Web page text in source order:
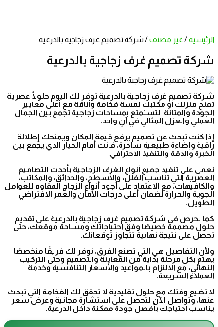
الرئيسية/ غير مصنف/ شركة تصميم غرف زجاجية بالدرعية
شركة تصميم غرف زجاجية بالدرعية
شركة تصميم غرف زجاجية بالدرعية توفر لك اليوم حلولًا عصرية
تمنح منزلك أو مكتبك لمسة فخامة وأناقة مع أعلى معايير
الجودة والمتانة، لتستمتع بمساحات زجاجية تجمع بين الجمال
العملي والعزل المثالي في آنٍ واحد.
إذا كنت تبحث عن تصميم يرفع قيمة المكان ويمنحك إطلالة
راقية وإضاءة طبيعية ساحرة، فأنت أمام الخيار الذي يجمع بين
الخبرة والدقة والتنفيذ الاحترافي.
نعمل على تنفيذ جميع أنواع الغرف الزجاجية بأحدث التصاميم
العصرية التي تناسب الفلل، والأسطح، والحدائق، والمكاتب،
والكافيهات، مع الاعتماد على أجود أنواع الزجاج المقاوم للعوامل
الجوية والحرارة لضمان أعلى درجات الأمان والعمر الافتراضي
الطويل.
كما نحرص في شركة تصميم غرف زجاجية بالدرعية على تقديم
حلول مصممة خصيصًا وفق احتياجاتك ومساحة موقعك، حتى
تحصل على نتيجة نهائية تتجاوز توقعاتك.
ولأن التفاصيل هي التي تصنع الفرق، نوفر لك فريقًا متخصصًا
يهتم بكل مرحلة بداية من المعاينة والتصميم وحتى التركيب
النهائي، مع الالتزام بالمواعيد والأسعار التنافسية وخدمة
العملاء السريعة.
لا تضيع وقتك مع حلول تقليدية لا تحقق لك الفخامة التي تبحث
عنها، وتواصل الآن لتحصل على استشارة مجانية وعرض سعر
يناسب احتياجك بأفضل جودة ممكنة داخل الدرعية.